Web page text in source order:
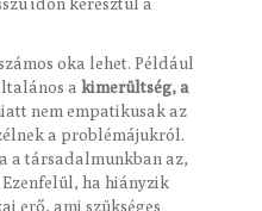
oka lehet. Például
a kimerültség, a
nem empatikusak az
a problémájukról.
a társadalmunkban az,
ha hiányzik
erő, ami szükséges